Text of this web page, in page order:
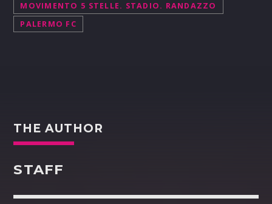
MOVIMENTO 5 STELLE. STADIO. RANDAZZO
PALERMO FC
THE AUTHOR
STAFF